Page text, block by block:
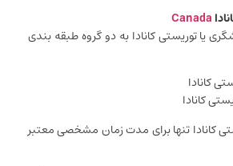
Canada
یا توریستی کانادا به دو گروه طبقه بندی
کانادا
کانادا
کانادا تنها برای مدت زمان مشخصی معتبر